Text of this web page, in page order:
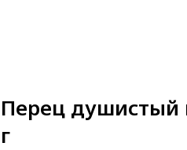
Перец душистый
г